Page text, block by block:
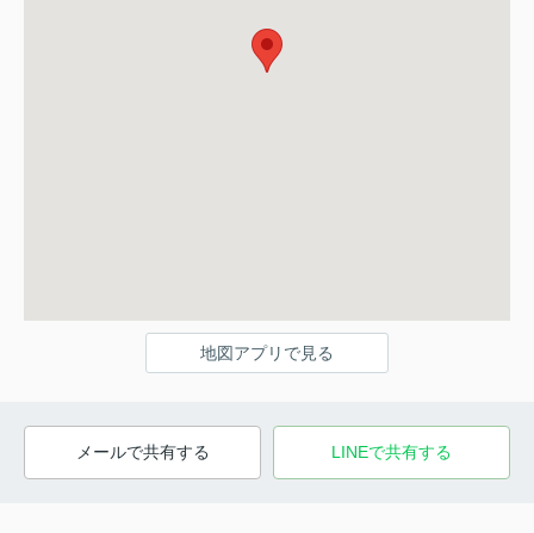
地図アプリで見る
メールで共有する LINEで共有する